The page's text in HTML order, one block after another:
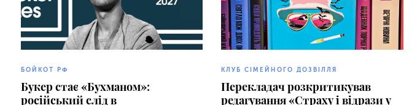
БОЙКОТ РФ
Букер стає «Бухманом»:
російський слід в
КЛУБ СІМЕЙНОГО ДОЗВІЛЛЯ
Перекладач розкритикував
редагування «Страху і відрази у